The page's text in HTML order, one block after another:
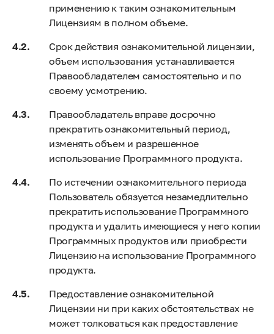
применению к таким ознакомительным
Лицензиям в полном объеме.
Срок действия ознакомительной лицензии,
объем использования устанавливается
Правообладателем самостоятельно и по
своему усмотрению.
Правообладатель вправе досрочно
прекратить ознакомительный период,
изменять объем и разрешенное
использование Программного продукта.
По истечении ознакомительного периода
Пользователь обязуется незамедлительно
прекратить использование Программного
продукта и удалить имеющиеся у него копии
Программных продуктов или приобрести
Лицензию на использование Программного
продукта.
Предоставление ознакомительной
Лицензии ни при каких обстоятельствах не
может толковаться как предоставление